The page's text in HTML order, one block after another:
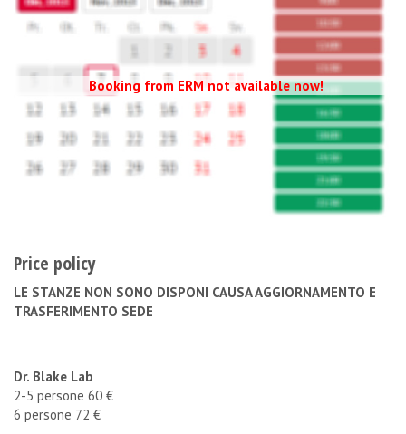
Booking from ERM not available now!
Price policy
LE STANZE NON SONO DISPONI CAUSA AGGIORNAMENTO E
TRASFERIMENTO SEDE
Dr. Blake Lab
2-5 persone 60 €
6 persone 72 €